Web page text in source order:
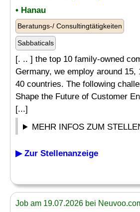
• Hanau
Beratungs-/ Consultingtätigkeiten
Sabbaticals
[. .. ] the top 10 family-owned
Germany, we employ around 15,
40 countries. The following
Shape the Future of Customer
[...]
MEHR INFOS ZUM
▶ Zur Stellenanzeige
Job am 19.07.2026 bei